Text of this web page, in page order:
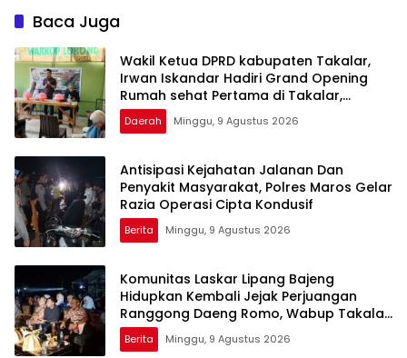
Baca Juga
Wakil Ketua DPRD kabupaten Takalar,
Irwan Iskandar Hadiri Grand Opening
Rumah sehat Pertama di Takalar,
Melayani Terapis Gratis untuk Pasien
Dhuafa dan umum.
Daerah Minggu, 9 Agustus 2026
Antisipasi Kejahatan Jalanan Dan
Penyakit Masyarakat, Polres Maros Gelar
Razia Operasi Cipta Kondusif
Berita Minggu, 9 Agustus 2026
Komunitas Laskar Lipang Bajeng
Hidupkan Kembali Jejak Perjuangan
Ranggong Daeng Romo, Wabup Takalar:
Apresiasi Bahwa Sejarah Adalah
Warisan yang Tak Ternilai”.
Berita Minggu, 9 Agustus 2026